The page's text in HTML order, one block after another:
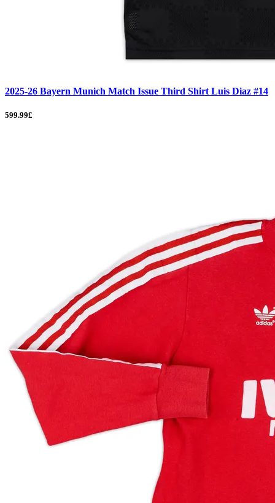
2025-26 Bayern Munich Match Issue Third Shirt Luis Diaz #14
599.99£